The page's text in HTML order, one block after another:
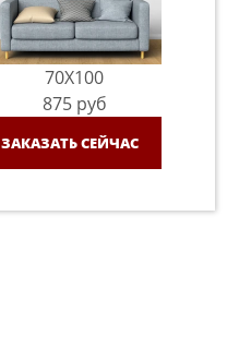
70X100
875 руб
ЗАКАЗАТЬ СЕЙЧАС